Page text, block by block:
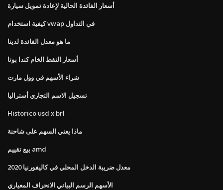
أسعار الفائدة الحالية لإعادة تمويل سيارة
كيفية استخدام vwap في التداول
ما هو معدل الفائدة لدينا
أسعار النفط الخام كندا بوتا
شراء الأسهم في وول مارت
تسجيل الاسم التجاري أستراليا
Historico usd x brl
ماذا يعني السهم على شاحنة
بيع تقييم amd
معدل ضريبة الدخل المحلي في كاليفورنيا 2020
الأسهم الرسم البياني الانحراف المعياري